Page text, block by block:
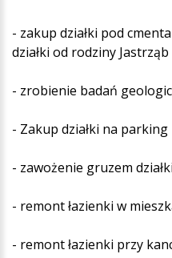
- zakup działki pod
działki od rodziny Jastrząb
- zrobienie badań
- Zakup działki na
- zawożenie gruzem
- remont łazienki w
- remont łazienki przy